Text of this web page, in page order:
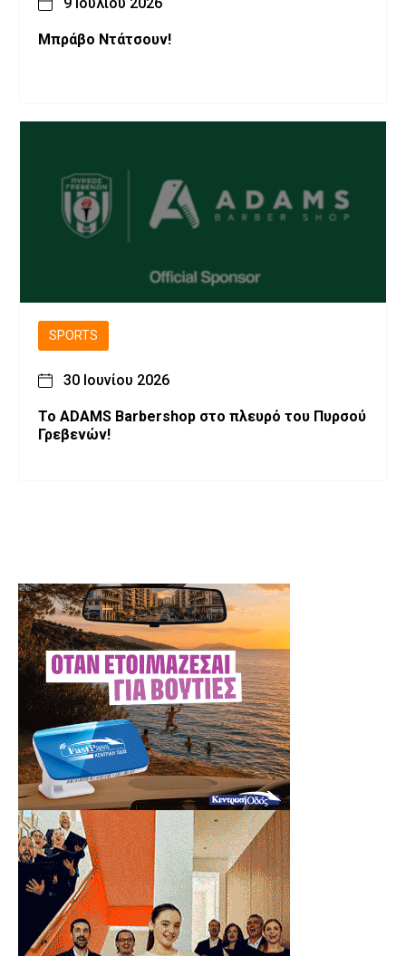
9 Ιουλίου 2026
Μπράβο Ντάτσουν!
SPORTS
30 Ιουνίου 2026
Το ADAMS Barbershop στο πλευρό του Πυρσού
Γρεβενών!